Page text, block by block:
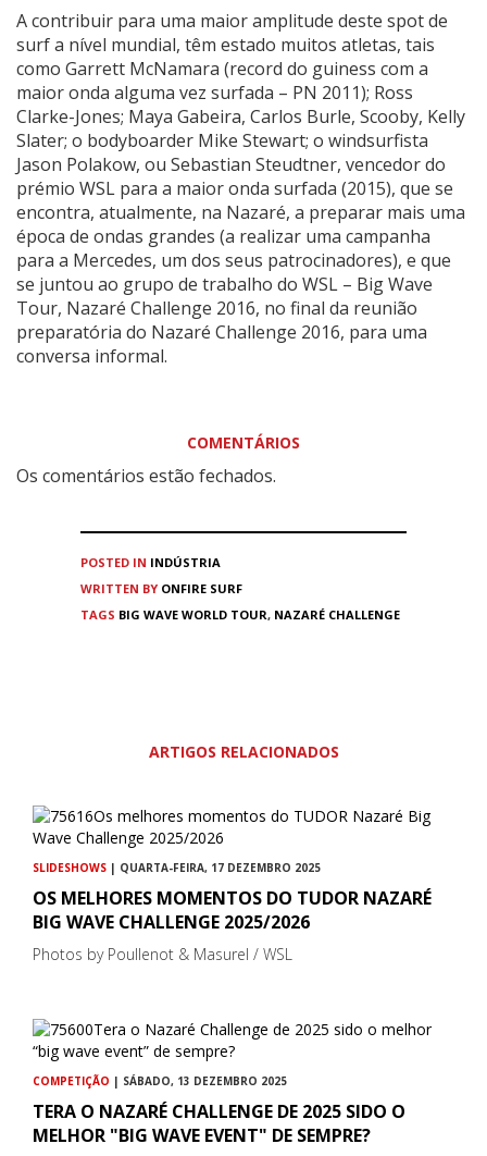
A contribuir para uma maior amplitude deste spot de
surf a nível mundial, têm estado muitos atletas, tais
como Garrett McNamara (record do guiness com a
maior onda alguma vez surfada – PN 2011); Ross
Clarke-Jones; Maya Gabeira, Carlos Burle, Scooby, Kelly
Slater; o bodyboarder Mike Stewart; o windsurfista
Jason Polakow, ou Sebastian Steudtner, vencedor do
prémio WSL para a maior onda surfada (2015), que se
encontra, atualmente, na Nazaré, a preparar mais uma
época de ondas grandes (a realizar uma campanha
para a Mercedes, um dos seus patrocinadores), e que
se juntou ao grupo de trabalho do WSL – Big Wave
Tour, Nazaré Challenge 2016, no final da reunião
preparatória do Nazaré Challenge 2016, para uma
conversa informal.
COMENTÁRIOS
Os comentários estão fechados.
POSTED IN INDÚSTRIA
WRITTEN BY ONFIRE SURF
TAGS BIG WAVE WORLD TOUR, NAZARÉ CHALLENGE
ARTIGOS RELACIONADOS
SLIDESHOWS | QUARTA-FEIRA, 17 DEZEMBRO 2025
OS MELHORES MOMENTOS DO TUDOR NAZARÉ
BIG WAVE CHALLENGE 2025/2026
Photos by Poullenot & Masurel / WSL
COMPETIÇÃO | SÁBADO, 13 DEZEMBRO 2025
TERA O NAZARÉ CHALLENGE DE 2025 SIDO O
MELHOR "BIG WAVE EVENT" DE SEMPRE?